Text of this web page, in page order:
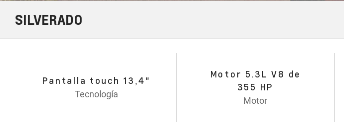
SILVERADO
Pantalla touch 13,4"
Tecnología
Motor 5.3L V8 de
355 HP
Motor